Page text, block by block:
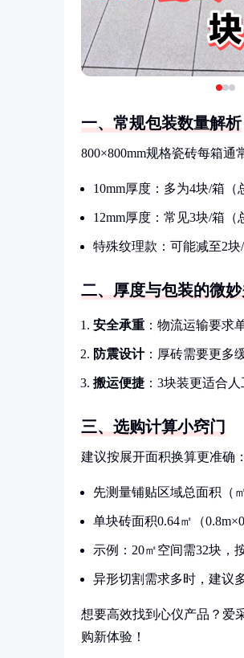
一、常规包装数量解析
800×800mm规格瓷砖每箱通
10mm厚度：多为4块/箱（
12mm厚度：常见3块/箱（
特殊纹理款：可能减至2块
二、厚度与包装的微
安全承重 ：物流运输要求
防震设计：厚砖需要更多
搬运便捷 ：3块装更适合
三、选购计算小窍门
建议按展开面积换算更准确：
先测量铺贴区域总面积（㎡
单块砖面积0.64㎡（
示例：20㎡空间需32块，
异形切割需求多时，建议
想要高效找到心仪产品？爱
购新体验！